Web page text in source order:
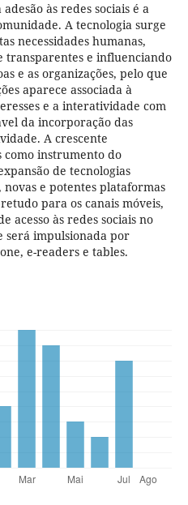
às redes sociais é a
A tecnologia surge
necessidades humanas,
transparentes e influenciando
e as organizações, pelo que
aparece associada à
e a interatividade com
da incorporação das
A crescente
como instrumento do
de tecnologias
novas e potentes plataformas
para os canais móveis,
acesso às redes sociais no
impulsionada por
e-readers e tables.